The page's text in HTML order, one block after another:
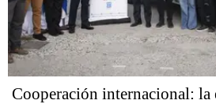
Cooperación internacional: la